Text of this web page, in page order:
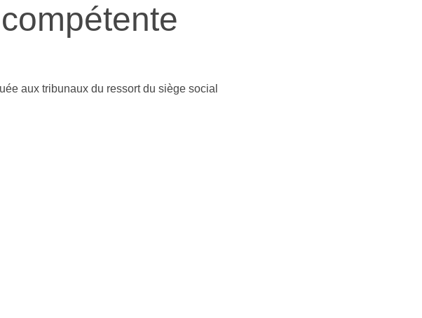
aux tribunaux du ressort du siège social